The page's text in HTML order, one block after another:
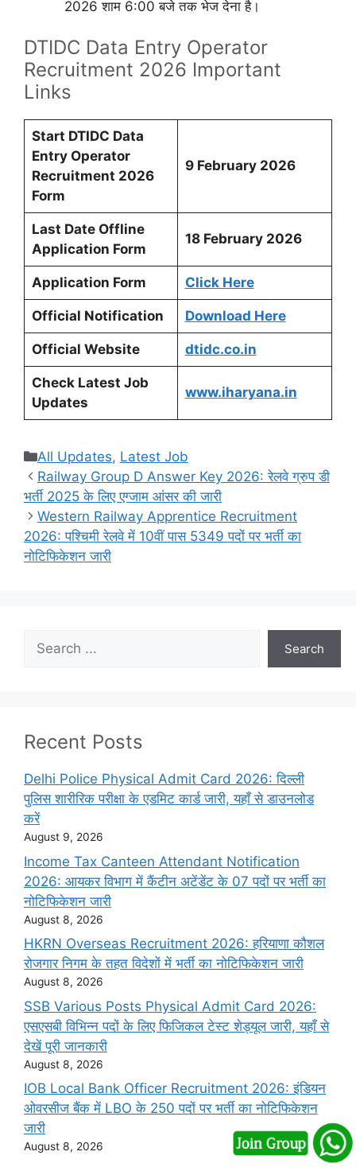
2026 शाम 6:00 बजे तक भेज देना है।
DTIDC Data Entry Operator
Recruitment 2026 Important
Links
Start DTIDC Data
Entry Operator
Recruitment 2026
Form
9 February 2026
Last Date Offline
Application Form
18 February 2026
Application Form Click Here
Official Notification Download Here
Official Website dtidc.co.in
Check Latest Job
Updates
www.iharyana.in
Categories
All Updates, Latest Job
Railway Group D Answer Key 2026: रेलवे ग्रुप डी
भर्ती 2025 के लिए एग्जाम आंसर की जारी
Western Railway Apprentice Recruitment
2026: पश्चिमी रेलवे में 10वीं पास 5349 पदों पर भर्ती का
नोटिफिकेशन जारी
Search
Search
Recent Posts
Delhi Police Physical Admit Card 2026: दिल्ली
पुलिस शारीरिक परीक्षा के एडमिट कार्ड जारी, यहाँ से डाउनलोड
करें
August 9, 2026
Income Tax Canteen Attendant Notification
2026: आयकर विभाग में कैंटीन अटेंडेंट के 07 पदों पर भर्ती का
नोटिफिकेशन जारी
August 8, 2026
HKRN Overseas Recruitment 2026: हरियाणा कौशल
रोजगार निगम के तहत विदेशों में भर्ती का नोटिफिकेशन जारी
August 8, 2026
SSB Various Posts Physical Admit Card 2026:
एसएसबी विभिन्न पदों के लिए फिजिकल टेस्ट शेड्यूल जारी, यहाँ से
देखें पूरी जानकारी
August 8, 2026
IOB Local Bank Officer Recruitment 2026: इंडियन
ओवरसीज बैंक में LBO के 250 पदों पर भर्ती का नोटिफिकेशन
जारी
August 8, 2026